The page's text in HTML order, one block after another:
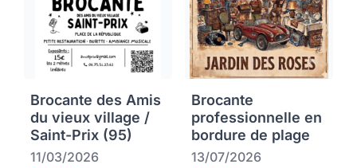
Brocante des Amis
du vieux village /
Saint-Prix (95)
11/03/2026
Brocante
professionnelle en
bordure de plage
13/07/2026